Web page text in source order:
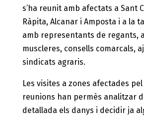
s’ha reunit amb afectats a Sant
Ràpita, Alcanar i Amposta i a la
amb representants de regants,
muscleres, consells comarcals,
sindicats agraris.
Les visites a zones afectades
reunions han permès analitzar
detallada els danys i decidir ja